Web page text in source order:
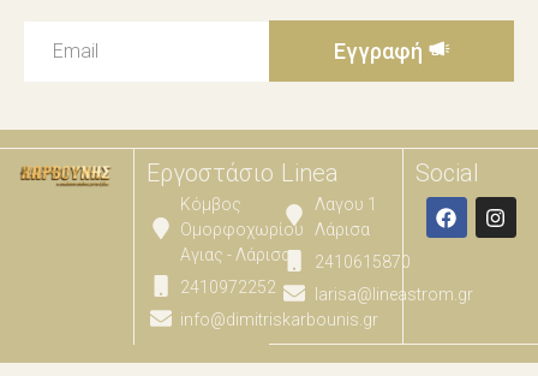
Εγγραφή
Εργοστάσιο
Κόμβος
Ομορφοχωρίου
Αγιας - Λάρισας
2410972252
info@dimitriskarbounis.gr
Linea
Λαγου 1
Λάρισα
2410615870
larisa@lineastrom.gr
Social